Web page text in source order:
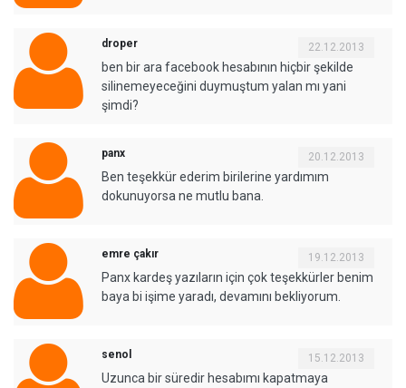
droper 22.12.2013
ben bir ara facebook hesabının hiçbir şekilde
silinemeyeceğini duymuştum yalan mı yani
şimdi?
panx 20.12.2013
Ben teşekkür ederim birilerine yardımım
dokunuyorsa ne mutlu bana.
emre çakır 19.12.2013
Panx kardeş yazıların için çok teşekkürler benim
baya bi işime yaradı, devamını bekliyorum.
senol 15.12.2013
Uzunca bir süredir hesabımı kapatmaya